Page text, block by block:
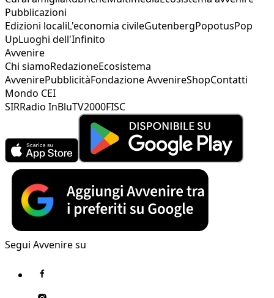
Pubblicazioni
Edizioni localiL'economia civileGutenbergPopotusPop
UpLuoghi dell'Infinito
Avvenire
Chi siamoRedazioneEcosistema
AvvenirePubblicitàFondazione AvvenireShopContatti
Mondo CEI
SIRRadio InBluTV2000FISC
Segui Avvenire su